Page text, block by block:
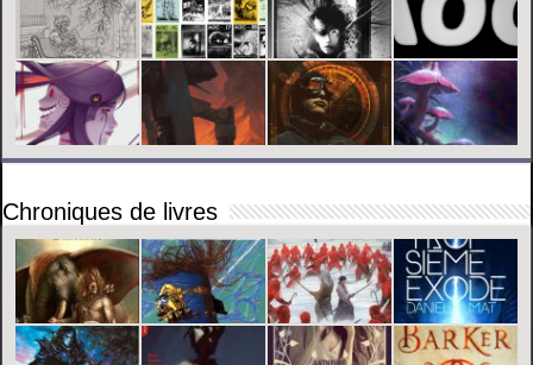
Chroniques de livres